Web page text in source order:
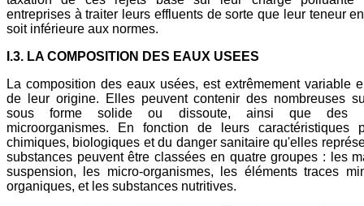
entreprises à traiter leurs effluents de sorte que leur teneur
soit inférieure aux normes.
I.3. LA COMPOSITION DES EAUX USEES
La composition des eaux usées, est extrêmement variable
de leur origine. Elles peuvent contenir des nombreuses
sous forme solide ou dissoute, ainsi que des
microorganismes. En fonction de leurs caractéristiques
chimiques, biologiques et du danger sanitaire qu'elles
substances peuvent être classées en quatre groupes : les
suspension, les micro-organismes, les éléments traces
organiques, et les substances nutritives.